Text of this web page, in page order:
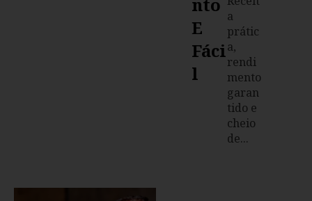
Nto
E
Fáci
L
a
prátic
a,
rendi
mento
garan
tido e
cheio
de...